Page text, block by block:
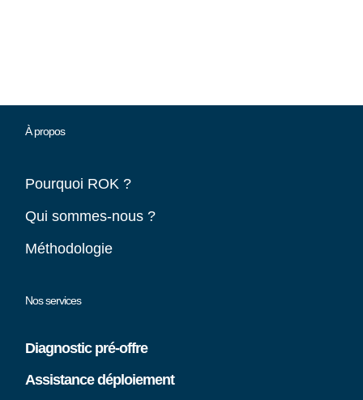
À propos
Pourquoi ROK ?
Qui sommes-nous ?
Méthodologie
Nos services
Diagnostic pré-offre
Assistance déploiement